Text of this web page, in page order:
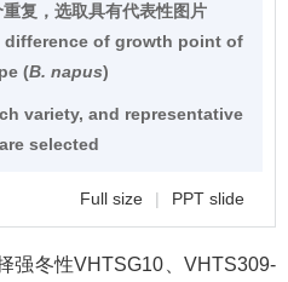
复，选取具有代表性图片
difference of growth point of
(B. napus)
variety, and representative
selected
Full size | PPT slide
强冬性VHTSG10、VHTS309-